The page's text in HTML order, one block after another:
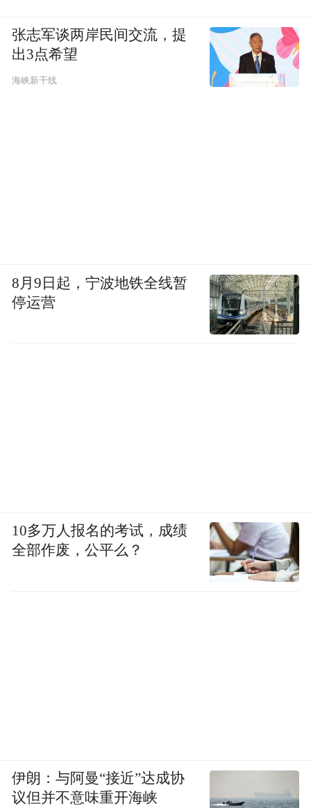
张志军谈两岸民间交流，提
出3点希望
海峡新干线
8月9日起，宁波地铁全线暂
停运营
10多万人报名的考试，成绩
全部作废，公平么？
伊朗：与阿曼“接近”达成协
议但并不意味重开海峡